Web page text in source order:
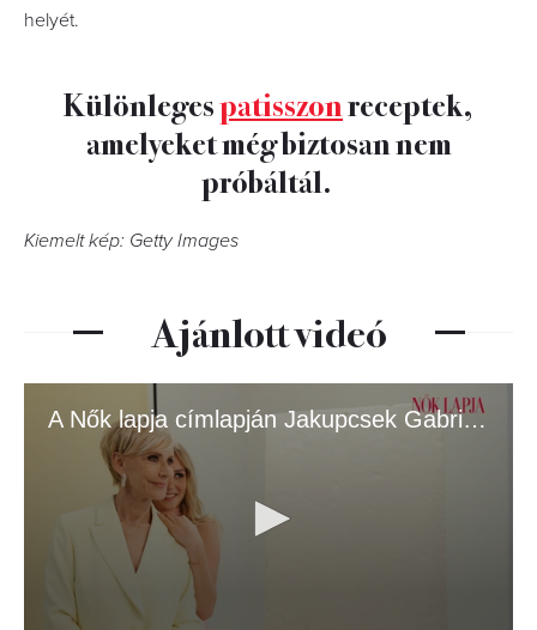
helyét.
Különlegespatisszonreceptek,
amelyeket még biztosan nem
próbáltál.
Kiemelt kép: Getty Images
Ajánlott videó
A Nők lapja címlapján Jakupcsek Gabriella és lánya, Emma Róza